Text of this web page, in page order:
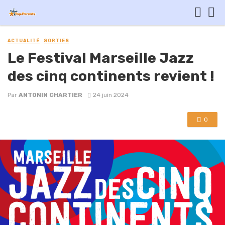
ACTUALITÉ SORTIES
Le Festival Marseille Jazz
des cinq continents revient !
Par ANTONIN CHARTIER 24 juin 2024
0